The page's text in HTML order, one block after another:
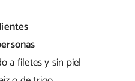
a filetes y sin piel